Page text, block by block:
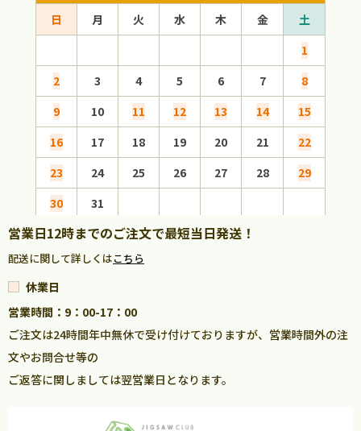
日 月 火 水 木 金
土
1
2
3 4 5 6 7
8
9
10 11 12 13 14
15
16
17 18 19 20 21
22
23
24 25 26 27 28
29
30
31
営業日12時までのご注文で最短当日発送！
配送に関して詳しくはこちら
休業日
営業時間：9：00-17：00
ご注文は24時間年中無休で受け付けておりますが、営業時間外の注
文やお問合せ等の
ご返答に関しましては翌営業日となります。